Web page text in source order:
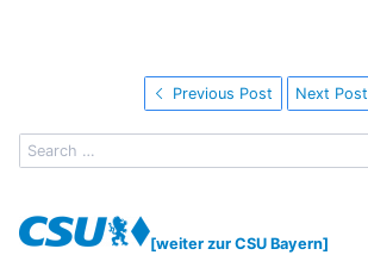
Previous Post Next Post
[weiter zur CSU Bayern]